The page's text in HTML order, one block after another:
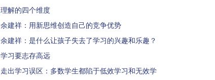
理解的四个维度
余建祥：用新思维创造自己的竞争优势
余建祥：是什么让孩子失去了学习的兴趣和乐趣？
学习要志存高远
走出学习误区：多数学生都陷于低效学习和无效学